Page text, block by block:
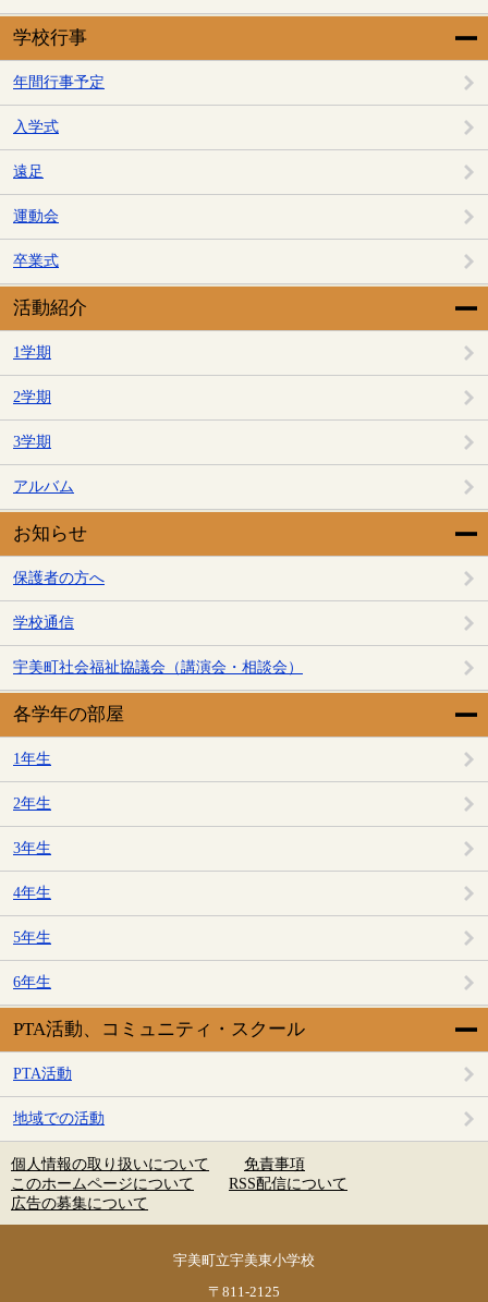
学校行事
年間行事予定
入学式
遠足
運動会
卒業式
活動紹介
1学期
2学期
3学期
アルバム
お知らせ
保護者の方へ
学校通信
宇美町社会福祉協議会（講演会・相談会）
各学年の部屋
1年生
2年生
3年生
4年生
5年生
6年生
PTA活動、コミュニティ・スクール
PTA活動
地域での活動
個人情報の取り扱いについて
免責事項
このホームページについて
RSS配信について
広告の募集について
宇美町立宇美東小学校
〒811-2125